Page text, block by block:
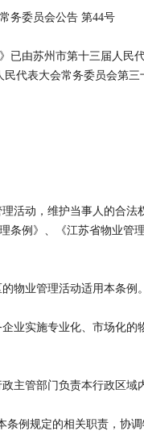
委员会公告 第44号
由苏州市第十三届人民
代表大会常务委员会第
动，维护当事人的合法
条例》、《江苏省物业管
物业管理活动适用本条例
实施专业化、市场化的
管部门负责本行政区域
例规定的相关职责，协调